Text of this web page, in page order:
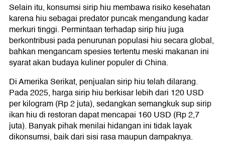
Selain itu, konsumsi sirip hiu membawa risiko kesehatan
karena hiu sebagai predator puncak mengandung kadar
merkuri tinggi. Permintaan terhadap sirip hiu juga
berkontribusi pada penurunan populasi hiu secara global,
bahkan mengancam spesies tertentu meski makanan ini
syarat akan budaya kuliner populer di China.
Di Amerika Serikat, penjualan sirip hiu telah dilarang.
Pada 2025, harga sirip hiu berkisar lebih dari 120 USD
per kilogram (Rp 2 juta), sedangkan semangkuk sup sirip
ikan hiu di restoran dapat mencapai 160 USD (Rp 2,7
juta). Banyak pihak menilai hidangan ini tidak layak
dikonsumsi, baik dari sisi rasa maupun dampaknya.